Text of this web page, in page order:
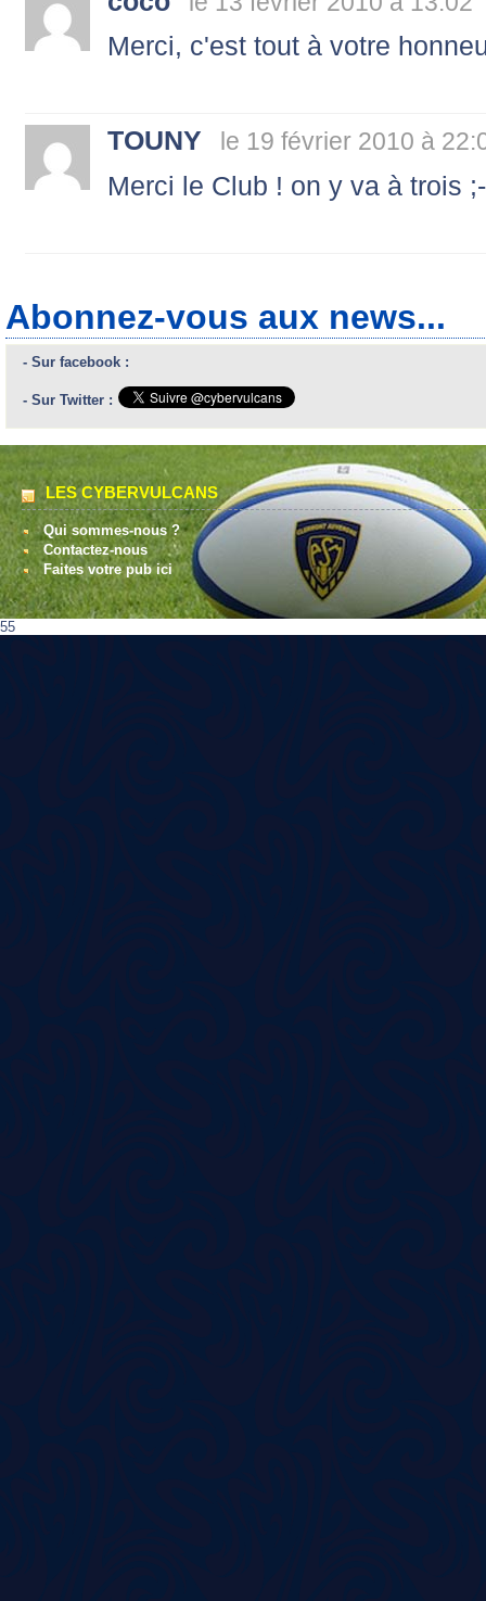
Merci, c'est tout à votre
TOUNY le 19 février 2010 à
Merci le Club ! on y va à trois
Abonnez-vous aux news...
- Sur facebook :
- Sur Twitter :
LES CYBERVULCANS
Qui sommes-nous ?
Contactez-nous
Faites votre pub ici
55